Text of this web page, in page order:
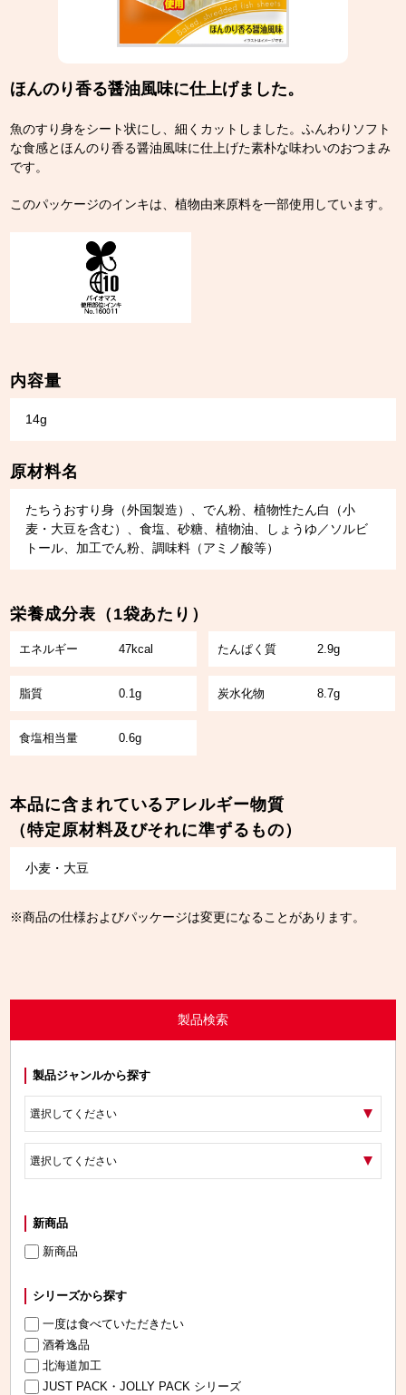
ほんのり香る醤油風味に仕上げました。
魚のすり身をシート状にし、細くカットしました。ふんわりソフト
な食感とほんのり香る醤油風味に仕上げた素朴な味わいのおつまみ
です。
このパッケージのインキは、植物由来原料を一部使用しています。
内容量
14g
原材料名
たちうおすり身（外国製造）、でん粉、植物性たん白（小
麦・大豆を含む）、食塩、砂糖、植物油、しょうゆ／ソルビ
トール、加工でん粉、調味料（アミノ酸等）
栄養成分表（1袋あたり）
エネルギー 47kcal たんぱく質 2.9g
脂質 0.1g 炭水化物 8.7g
食塩相当量 0.6g
本品に含まれているアレルギー物質
（特定原材料及びそれに準ずるもの）
小麦・大豆
※商品の仕様およびパッケージは変更になることがあります。
製品検索
製品ジャンルから探す
新商品
新商品
シリーズから探す
一度は食べていただきたい
酒肴逸品
北海道加工
JUST PACK・JOLLY PACK シリーズ